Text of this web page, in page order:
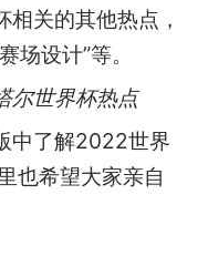
关的其他热点，
场设计”等。
尔世界杯热点
中了解2022世界
也希望大家亲自